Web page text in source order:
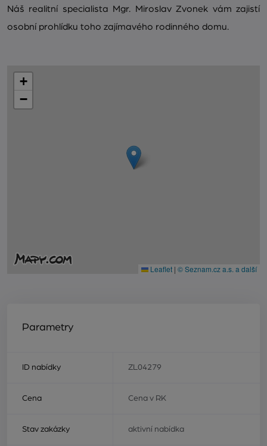
Náš realitní specialista Mgr. Miroslav Zvonek vám zajistí
osobní prohlídku toho zajímavého rodinného domu.
+
−
Leaflet | © Seznam.cz a.s. a další
Parametry
ID nabídky ZL04279
Cena Cena v RK
Stav zakázky aktivní nabídka